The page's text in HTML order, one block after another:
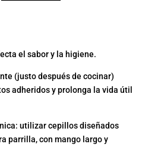
el sabor y la higiene.
(justo después de cocinar)
adheridos y prolonga la vida útil
utilizar cepillos diseñados
parrilla, con mango largo y